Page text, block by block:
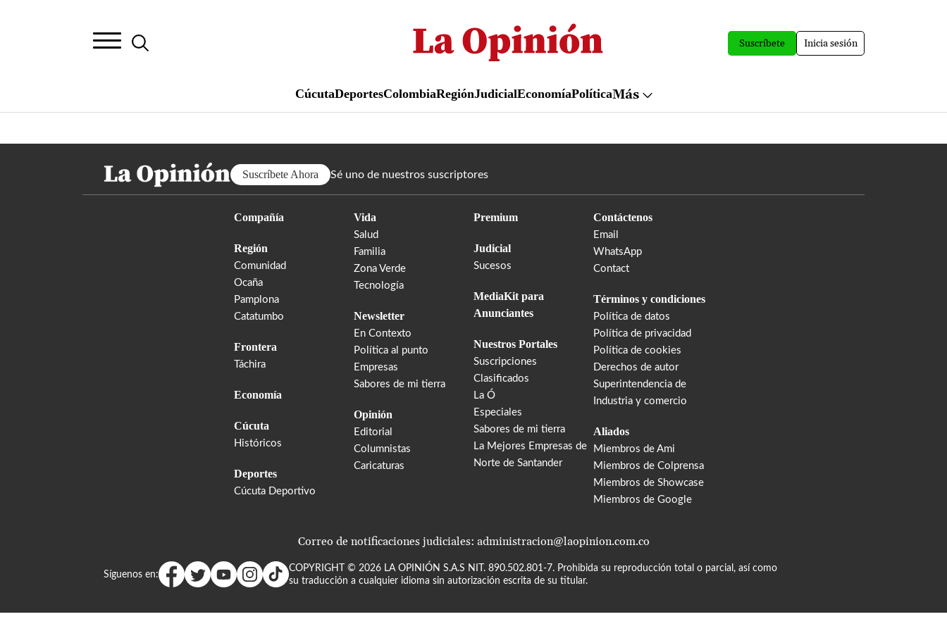
al
contenido
Suscríbete Inicia sesión
CúcutaDeportesColombiaRegiónJudicialEconomíaPolíticaMás
Suscríbete Ahora Sé uno de nuestros suscriptores
Compañía
Región
Comunidad
Ocaña
Pamplona
Catatumbo
Frontera
Táchira
Economía
Cúcuta
Históricos
Deportes
Cúcuta Deportivo
Vida
Salud
Familia
Zona Verde
Tecnología
Newsletter
En Contexto
Política al punto
Empresas
Sabores de mi tierra
Opinión
Editorial
Columnistas
Caricaturas
Premium
Judicial
Sucesos
MediaKit para
Anunciantes
Nuestros Portales
Suscripciones
Clasificados
La Ó
Especiales
Sabores de mi tierra
La Mejores Empresas de
Norte de Santander
Contáctenos
Email
WhatsApp
Contact
Términos y condiciones
Política de datos
Política de privacidad
Política de cookies
Derechos de autor
Superintendencia de
Industria y comercio
Aliados
Miembros de Ami
Miembros de Colprensa
Miembros de Showcase
Miembros de Google
Correo de notificaciones judiciales: administracion@laopinion.com.co
Síguenos en:
COPYRIGHT © 2026 LA OPINIÓN S.A.S NIT. 890.502.801-7. Prohibida su reproducción total o parcial, así como
su traducción a cualquier idioma sin autorización escrita de su titular.